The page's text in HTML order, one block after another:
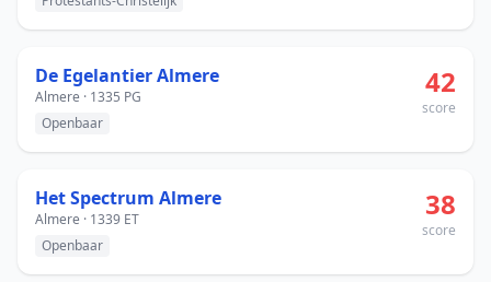
De Egelantier Almere
Almere · 1335 PG
Openbaar
42
score
Het Spectrum Almere
Almere · 1339 ET
Openbaar
38
score